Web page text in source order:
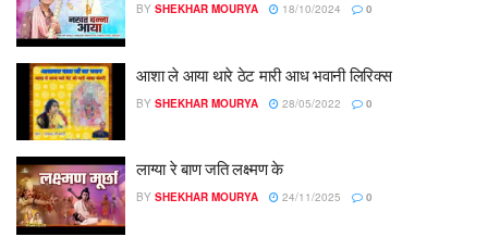
BY SHEKHAR MOURYA 18/10/2024 0
आशा ले आया थारे ठेट मारी आध भवानी लिरिक्स
BY SHEKHAR MOURYA 28/05/2022 0
लाग्या रे बाण जति लक्ष्मण के
BY SHEKHAR MOURYA 24/11/2025 0